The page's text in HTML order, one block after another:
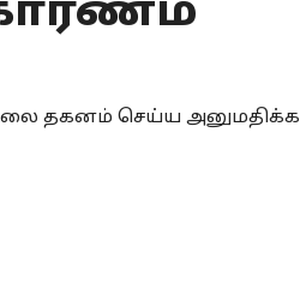
காரணம்
தகனம் செய்ய அனுமதிக்க